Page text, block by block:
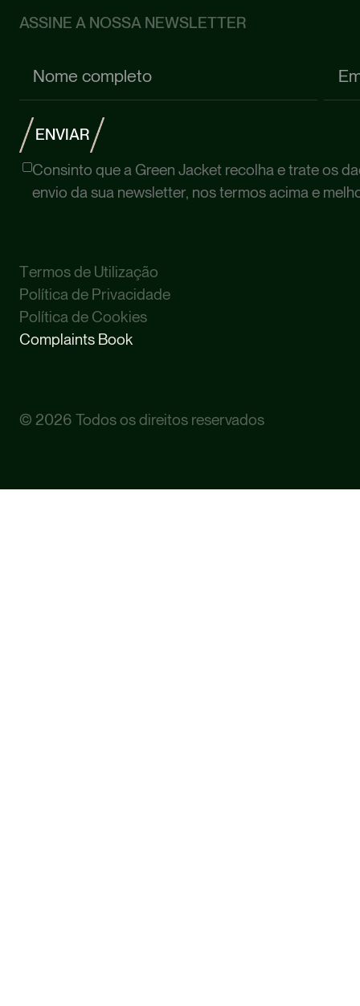
ASSINE A NOSSA NEWSLETTER
ENVIAR
Consinto que a Green Jacket recolha e trate os
envio da sua newsletter, nos termos acima e
© 2026 Todos os direitos reservados
Termosde Utilização
Políticade Privacidade
Políticade Cookies
Complaints Book